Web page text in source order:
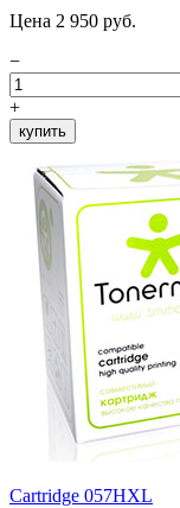
Цена 2 950 руб.
−
+
купить
Cartridge 057HXL